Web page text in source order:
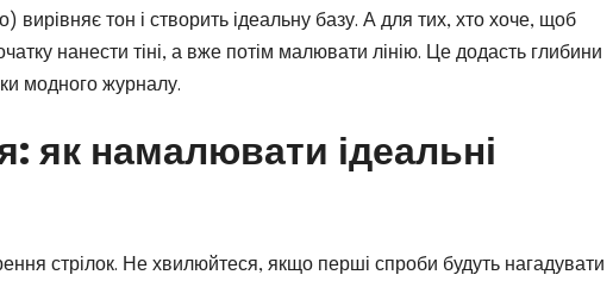
вирівняє тон і створить ідеальну базу. А для тих, хто хоче, щоб
нанести тіні, а вже потім малювати лінію. Це додасть глибини
модного журналу.
як намалювати ідеальні
стрілок. Не хвилюйтеся, якщо перші спроби будуть нагадувати